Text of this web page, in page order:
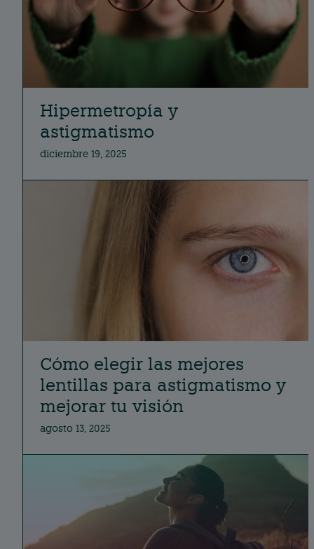
Hipermetropía y
astigmatismo
diciembre 19, 2025
Cómo elegir las mejores
lentillas para astigmatismo y
mejorar tu visión
agosto 13, 2025